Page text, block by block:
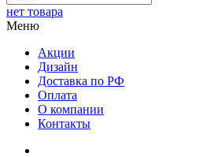
нет товара
Меню
Акции
Дизайн
Доставка по РФ
Оплата
О компании
Контакты